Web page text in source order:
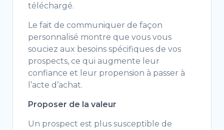
téléchargé.
Le fait de communiquer de façon
personnalisé montre que vous vous
souciez aux besoins spécifiques de vos
prospects, ce qui augmente leur
confiance et leur propension à passer à
l’acte d’achat.
Proposer de la valeur
Un prospect est plus susceptible de